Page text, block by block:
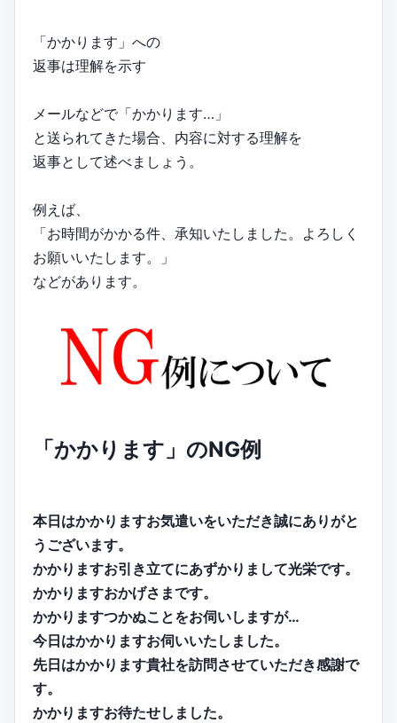
「かかります」への
返事は理解を示す
メールなどで「かかります…」
と送られてきた場合、内容に対する理解を
返事として述べましょう。
例えば、
「お時間がかかる件、承知いたしました。よろしく
お願いいたします。」
などがあります。
「かかります」のNG例
本日はかかりますお気遣いをいただき誠にありがと
うございます。
かかりますお引き立てにあずかりまして光栄です。
かかりますおかげさまです。
かかりますつかぬことをお伺いしますが…
今日はかかりますお伺いいたしました。
先日はかかります貴社を訪問させていただき感謝で
す。
かかりますお待たせしました。